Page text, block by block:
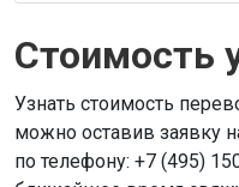
Стоимость
Узнать стоимость
можно оставив заявку
по телефону: +7 (495)